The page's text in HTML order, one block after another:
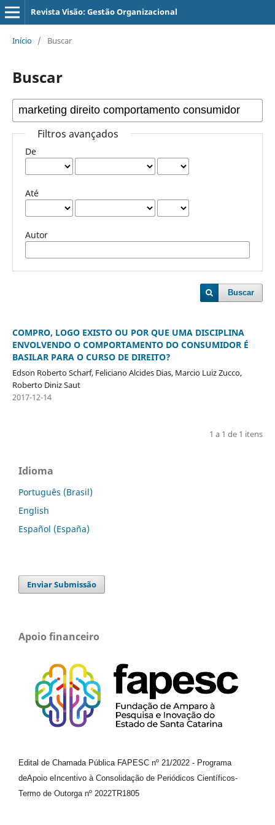
Revista Visão: Gestão Organizacional
Início / Buscar
Buscar
Filtros avançados
De
Até
Autor
Buscar
COMPRO, LOGO EXISTO OU POR QUE UMA DISCIPLINA
ENVOLVENDO O COMPORTAMENTO DO CONSUMIDOR É
BASILAR PARA O CURSO DE DIREITO?
Edson Roberto Scharf, Feliciano Alcides Dias, Marcio Luiz Zucco,
Roberto Diniz Saut
2017-12-14
1 a 1 de 1 itens
Idioma
Português (Brasil)
English
Español (España)
Enviar Submissão
Apoio financeiro
Edital de Chamada Pública FAPESC nº 21/2022 - Programa
deApoio e Incentivo à Consolidação de Periódicos Científicos-
Termo de Outorga nº 2022TR1805